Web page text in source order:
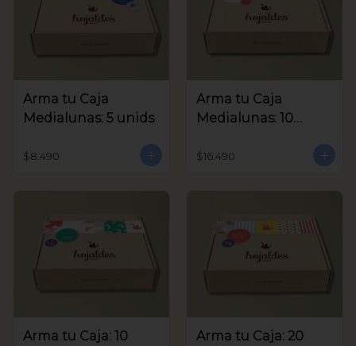
Arma tu Caja
Medialunas: 5 unids
$8.490
Arma tu Caja
Medialunas: 10
$16.490
Arma tu Caja: 10
Arma tu Caja: 20